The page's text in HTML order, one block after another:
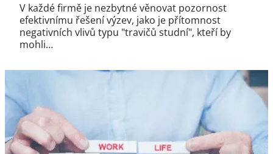
V každé firmě je nezbytné věnovat pozornost
efektivnímu řešení výzev, jako je přítomnost
negativních vlivů typu "travičů studní", kteří by
mohli…